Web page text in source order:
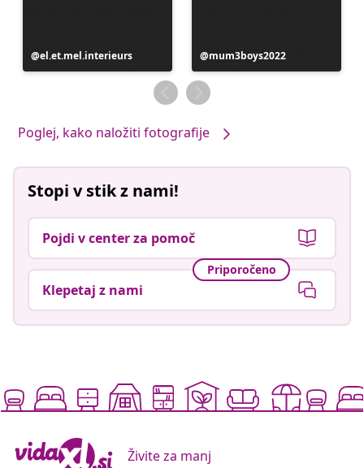
Objavo
je
el.et.mel.interieurs
Objavo
je
objavil
mum3boys2022
Poglej, kako naložiti fotografije
Stopi v stik z nami!
Pojdi v center za pomoč
Priporočeno
Klepetaj z nami
Živite za manj